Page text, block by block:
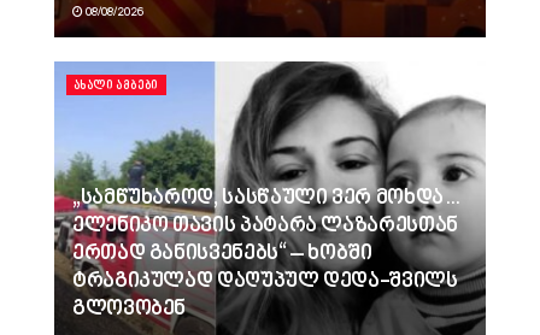
08/08/2026
ᲐᲮᲐᲚᲘ ᲐᲛᲑᲔᲑᲘ
„სამწუხაროდ, სასწაული ვერ მოხდა…
ელენიკო თავის პატარა ლაზარესთან
ერთად განისვენებს“ – ხობში
ტრაგიკულად დაღუპულ დედა-შვილს
გლოვობენ